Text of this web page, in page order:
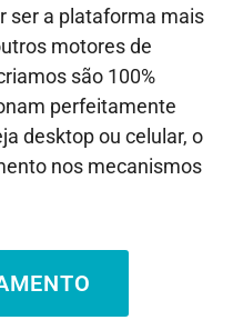
ser a plataforma mais
motores de
são 100%
perfeitamente
desktop ou celular, o
nos mecanismos